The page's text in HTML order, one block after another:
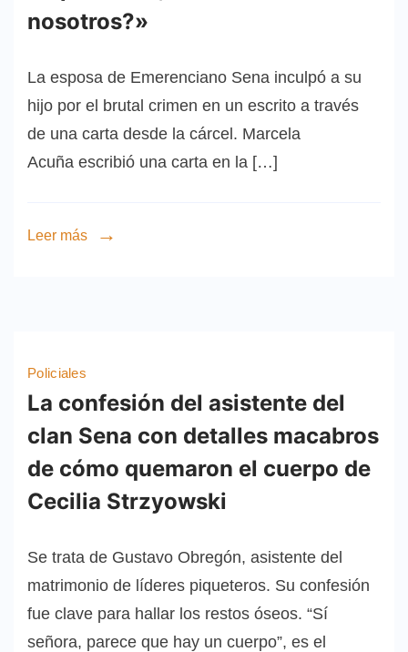
nosotros?»
La esposa de Emerenciano Sena inculpó a su
hijo por el brutal crimen en un escrito a través
de una carta desde la cárcel. Marcela
Acuña escribió una carta en la […]
Leer más
Policiales
La confesión del asistente del
clan Sena con detalles macabros
de cómo quemaron el cuerpo de
Cecilia Strzyowski
Se trata de Gustavo Obregón, asistente del
matrimonio de líderes piqueteros. Su confesión
fue clave para hallar los restos óseos. “Sí
señora, parece que hay un cuerpo”, es el